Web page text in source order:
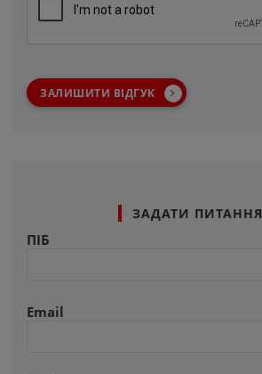
ЗАЛИШИТИ ВІДГУК
ЗАДАТИ ПИТАННЯ
ПІБ
Email